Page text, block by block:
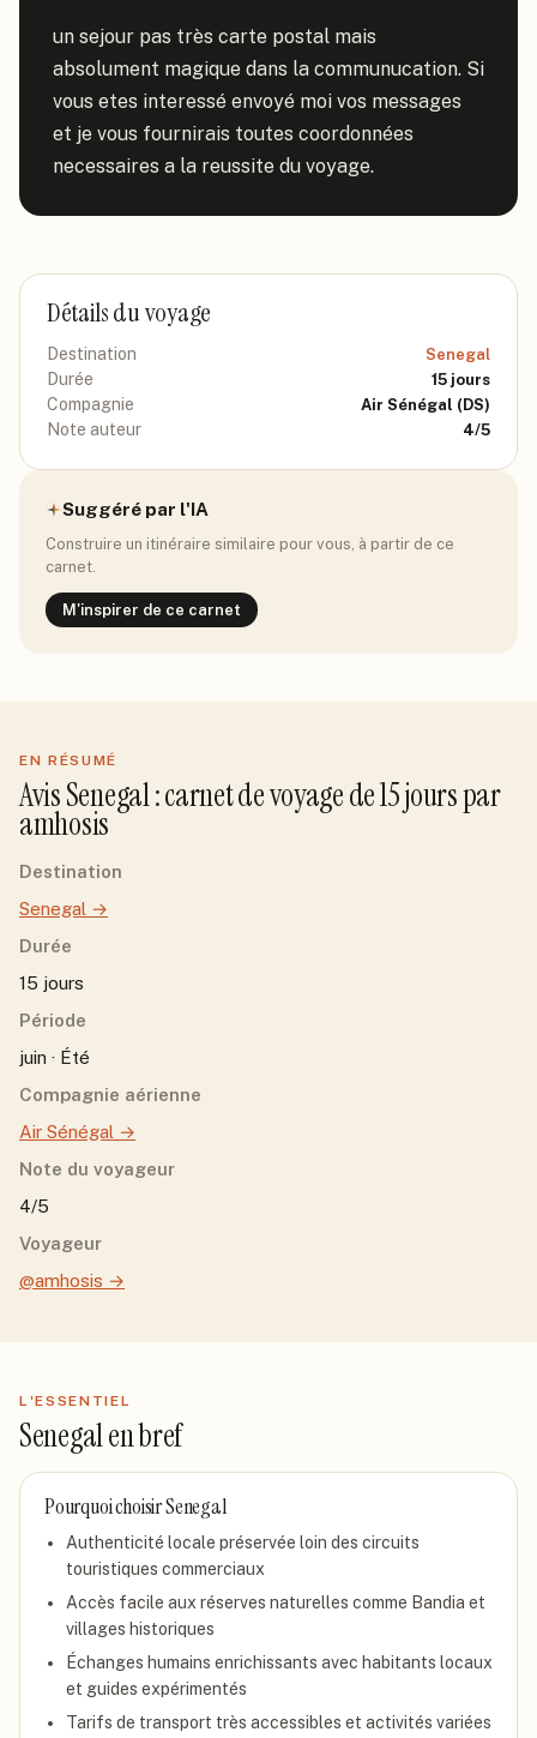
un sejour pas très carte postal mais
absolument magique dans la communucation. Si
vous etes interessé envoyé moi vos messages
et je vous fournirais toutes coordonnées
necessaires a la reussite du voyage.
Détails du voyage
Destination Senegal
Durée 15 jours
Compagnie Air Sénégal (DS)
Note auteur 4/5
Suggéré par l'IA
Construire un itinéraire similaire pour vous, à partir de ce
carnet.
M'inspirer de ce carnet
EN RÉSUMÉ
AvisSenegal: carnet de voyage de15jourspar
amhosis
Destination
Senegal →
Durée
15 jours
Période
juin · Été
Compagnie aérienne
Air Sénégal →
Note du voyageur
4/5
Voyageur
@amhosis →
L'ESSENTIEL
Senegalen bref
Pourquoi choisirSenegal
Authenticité locale préservée loin des circuits
touristiques commerciaux
Accès facile aux réserves naturelles comme Bandia et
villages historiques
Échanges humains enrichissants avec habitants locaux
et guides expérimentés
Tarifs de transport très accessibles et activités variées